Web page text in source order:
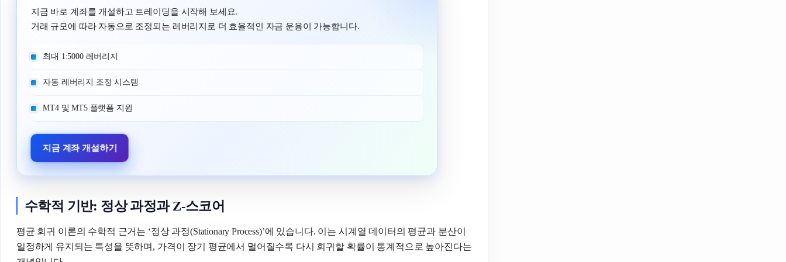
지금 바로 계좌를 개설하고 트레이딩을 시작해 보세요.
거래 규모에 따라 자동으로 조정되는 레버리지로 더 효율적인 자금 운용이 가능합니다.
최대 1:5000 레버리지
자동 레버리지 조정 시스템
MT4 및 MT5 플랫폼 지원
지금 계좌 개설하기
수학적 기반: 정상 과정과 Z-스코어
평균 회귀 이론의 수학적 근거는 ‘정상 과정(Stationary Process)’에 있습니다. 이는 시계열 데이터의 평균과 분산이
일정하게 유지되는 특성을 뜻하며, 가격이 장기 평균에서 멀어질수록 다시 회귀할 확률이 통계적으로 높아진다는